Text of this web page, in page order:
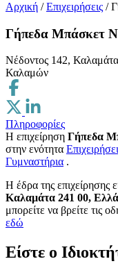
Αρχική / Επιχειρήσεις /
Γήπεδα Μπάσκετ
Νέδοντος 142,
Καλαμών
Πληροφορίες
Η επιχείρηση Γήπεδα
στην ενότητα
Γυμναστήρια .
H έδρα της επιχείρησης
Καλαμάτα 241 00,
μπορείτε να βρείτε τις
εδώ
Είστε ο